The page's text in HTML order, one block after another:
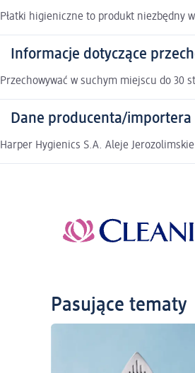
Płatki higieniczne to produkt niezbędny
Informacje dotyczące
Przechowywać w suchym miejscu do 30
Dane producenta/importera
Harper Hygienics S.A. Aleje
Pasujące tematy